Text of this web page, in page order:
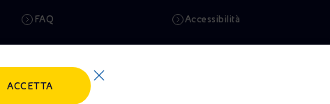
FAQ Accessibilità
Truffe e Phishing
ACCETTA